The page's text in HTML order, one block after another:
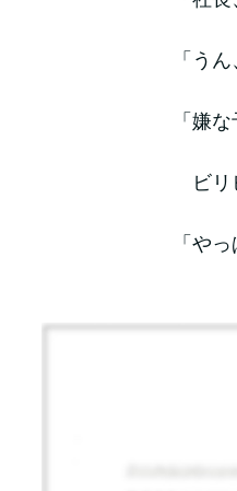
「う
「嫌
ビリ
「や